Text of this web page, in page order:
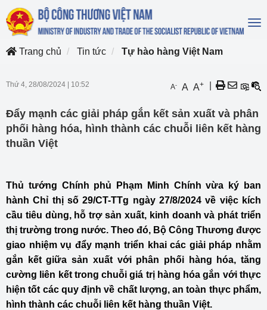
Trang chủ
Tin tức Tự hào hàng Việt Nam
Thứ 4, 28/08/2024 10:52 A- A A+
Đẩy mạnh các giải pháp gắn kết sản xuất và phân
phối hàng hóa, hình thành các chuỗi liên kết hàng
thuần Việt
Thủ tướng Chính phủ Phạm Minh Chính vừa ký ban
hành Chỉ thị số 29/CT-TTg ngày 27/8/2024 về việc kích
cầu tiêu dùng, hỗ trợ sản xuất, kinh doanh và phát triển
thị trường trong nước. Theo đó, Bộ Công Thương được
giao nhiệm vụ đẩy mạnh triển khai các giải pháp nhằm
gắn kết giữa sản xuất với phân phối hàng hóa, tăng
cường liên kết trong chuỗi giá trị hàng hóa gắn với thực
hiện tốt các quy định về chất lượng, an toàn thực phẩm,
hình thành các chuỗi liên kết hàng thuần Việt.